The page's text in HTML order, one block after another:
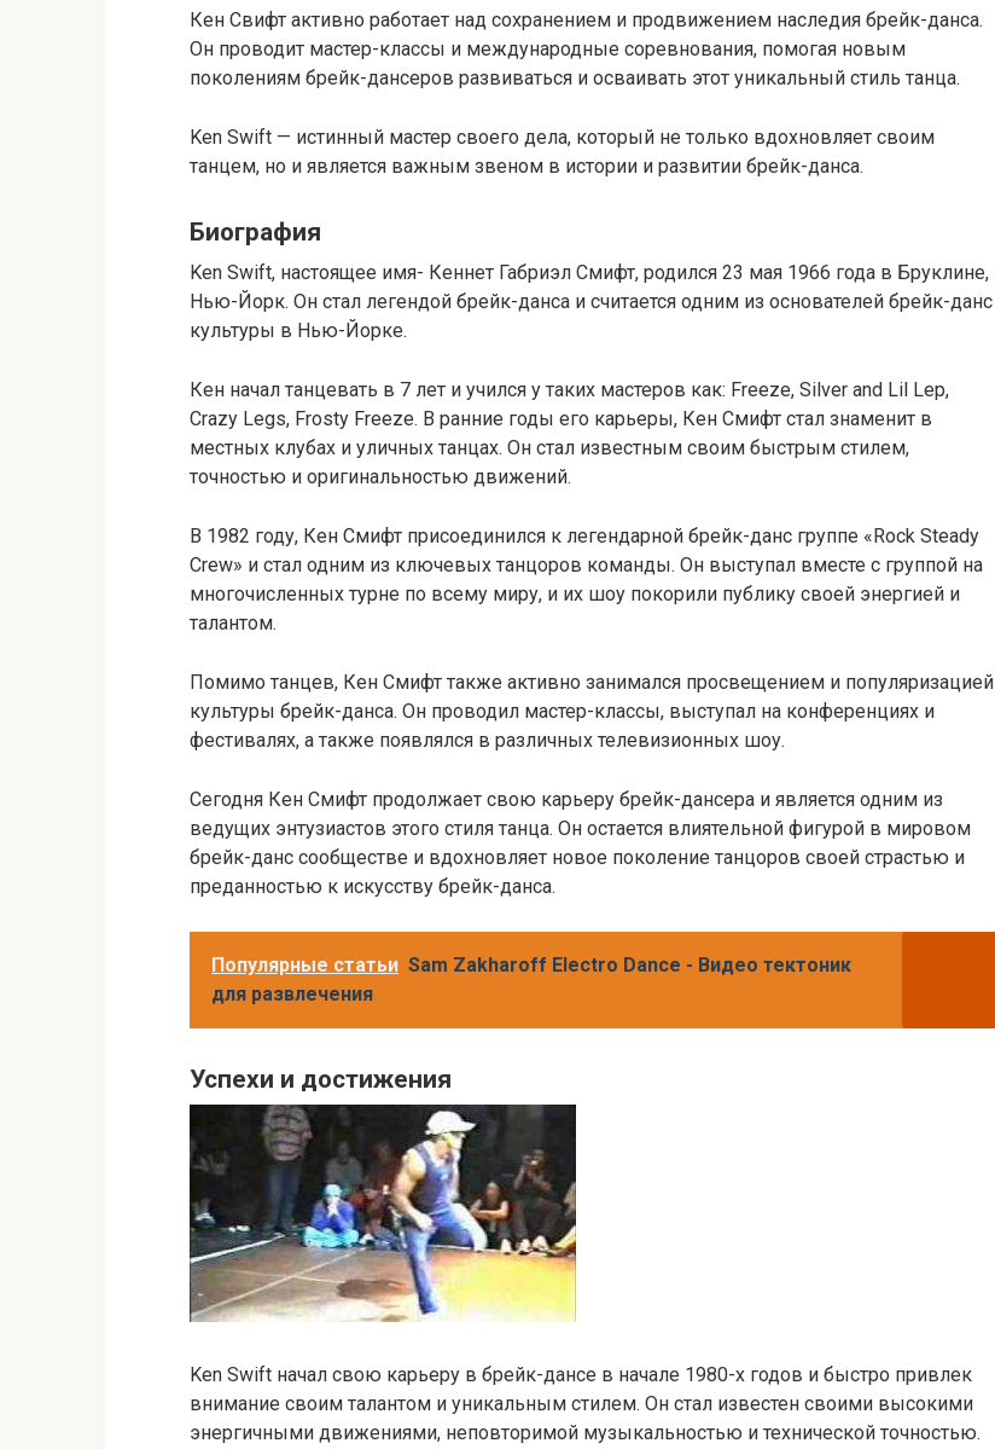
Кен Свифт активно работает над сохранением и продвижением наследия брейк-данса.
Он проводит мастер-классы и международные соревнования, помогая новым
поколениям брейк-дансеров развиваться и осваивать этот уникальный стиль танца.
Ken Swift — истинный мастер своего дела, который не только вдохновляет своим
танцем, но и является важным звеном в истории и развитии брейк-данса.
Биография
Ken Swift, настоящее имя- Кеннет Габриэл Смифт, родился 23 мая 1966 года в Бруклине,
Нью-Йорк. Он стал легендой брейк-данса и считается одним из основателей брейк-данс
культуры в Нью-Йорке.
Кен начал танцевать в 7 лет и учился у таких мастеров как: Freeze, Silver and Lil Lep,
Crazy Legs, Frosty Freeze. В ранние годы его карьеры, Кен Смифт стал знаменит в
местных клубах и уличных танцах. Он стал известным своим быстрым стилем,
точностью и оригинальностью движений.
В 1982 году, Кен Смифт присоединился к легендарной брейк-данс группе «Rock Steady
Crew» и стал одним из ключевых танцоров команды. Он выступал вместе с группой на
многочисленных турне по всему миру, и их шоу покорили публику своей энергией и
талантом.
Помимо танцев, Кен Смифт также активно занимался просвещением и популяризацией
культуры брейк-данса. Он проводил мастер-классы, выступал на конференциях и
фестивалях, а также появлялся в различных телевизионных шоу.
Сегодня Кен Смифт продолжает свою карьеру брейк-дансера и является одним из
ведущих энтузиастов этого стиля танца. Он остается влиятельной фигурой в мировом
брейк-данс сообществе и вдохновляет новое поколение танцоров своей страстью и
преданностью к искусству брейк-данса.
Популярные статьи Sam Zakharoff Electro Dance - Видео тектоник
для развлечения
Успехи и достижения
Ken Swift начал свою карьеру в брейк-дансе в начале 1980-х годов и быстро привлек
внимание своим талантом и уникальным стилем. Он стал известен своими высокими
энергичными движениями, неповторимой музыкальностью и технической точностью.